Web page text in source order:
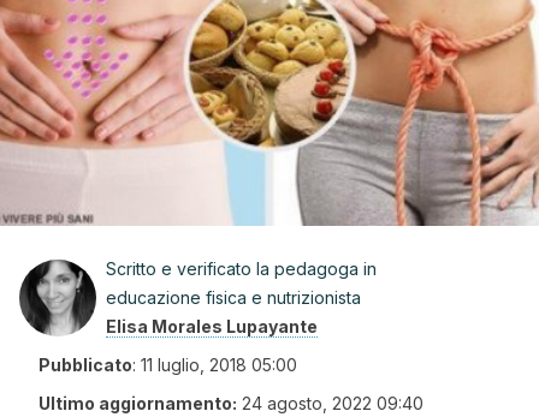
Scritto e verificato la pedagoga in
educazione fisica e nutrizionista
Elisa Morales Lupayante
Pubblicato: 11 luglio, 2018 05:00
Ultimo aggiornamento: 24 agosto, 2022 09:40